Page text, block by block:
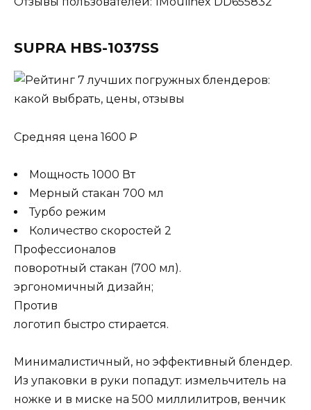
SUPRA HBS-1037SS
Средняя цена 1600 ₽
Мощность 1000 Вт
Мерный стакан 700 мл
Турбо режим
Количество скоростей 2
Профессионалов
поворотный стакан (700 мл).
эргономичный дизайн;
Против
логотип быстро стирается.
Минималистичный, но эффективный блендер.
Из упаковки в руки попадут: измельчитель на
ножке и в миске на 500 миллилитров, венчик